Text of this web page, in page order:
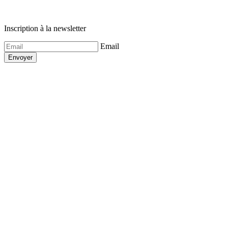
Inscription à la newsletter
Email
Envoyer